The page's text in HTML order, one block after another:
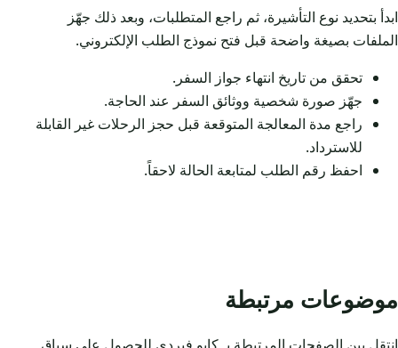
ابدأ بتحديد نوع التأشيرة، ثم راجع المتطلبات، وبعد ذلك جهّز
الملفات بصيغة واضحة قبل فتح نموذج الطلب الإلكتروني.
تحقق من تاريخ انتهاء جواز السفر.
جهّز صورة شخصية ووثائق السفر عند الحاجة.
راجع مدة المعالجة المتوقعة قبل حجز الرحلات غير القابلة
للاسترداد.
احفظ رقم الطلب لمتابعة الحالة لاحقاً.
موضوعات مرتبطة